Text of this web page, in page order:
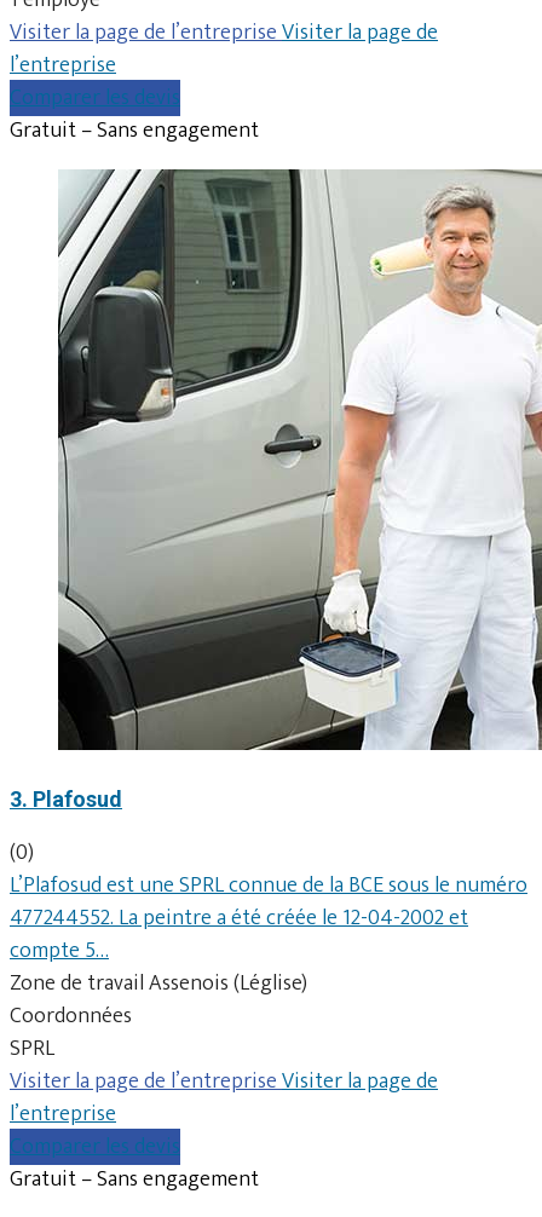
Visiter la page de l’entrepriseVisiter la page de
l’entreprise
Comparer les devis
Gratuit – Sans engagement
3. Plafosud
(0)
L’Plafosud est une SPRL connue de la BCE sous le numéro
477244552. La peintre a été créée le 12-04-2002 et
compte 5…
Zone de travail Assenois (Léglise)
Coordonnées
SPRL
Visiter la page de l’entrepriseVisiter la page de
l’entreprise
Comparer les devis
Gratuit – Sans engagement